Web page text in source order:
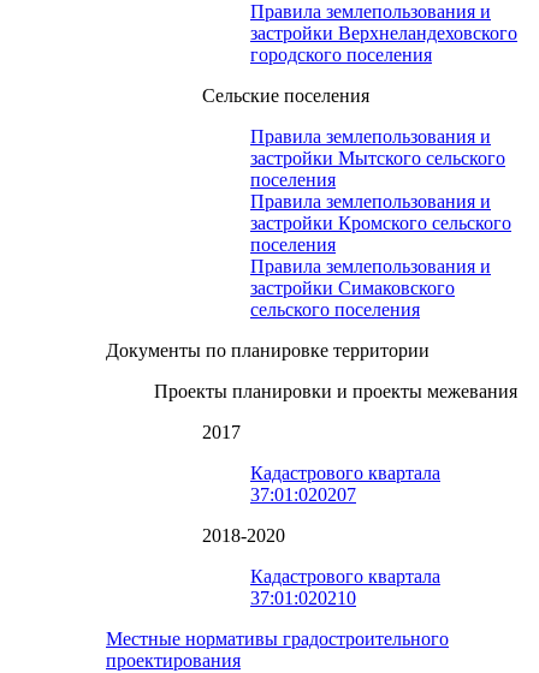
Правила землепользования и
застройки Верхнеландеховского
городского поселения
Сельские поселения
Правила землепользования и
застройки Мытского сельского
поселения
Правила землепользования и
застройки Кромского сельского
поселения
Правила землепользования и
застройки Симаковского
сельского поселения
Документы по планировке территории
Проекты планировки и проекты межевания
2017
Кадастрового квартала
37:01:020207
2018-2020
Кадастрового квартала
37:01:020210
Местные нормативы градостроительного
проектирования